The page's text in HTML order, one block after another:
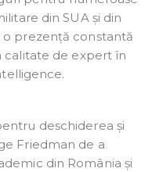
din SUA și din
o prezență constantă
calitate de expert în
deschiderea și
Friedman de a
din România și